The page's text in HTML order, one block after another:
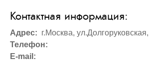
Контактная информация:
Адрес: г.Москва,
Телефон:
E-mail: